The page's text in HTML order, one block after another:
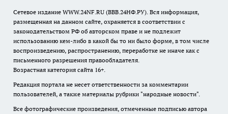
Сетевое издание WWW.24NF.RU (ВВВ.24НФ.РУ). Вся информация,
размещенная на данном сайте, охраняется в соответствии с
законодательством РФ об авторском праве и не подлежит
использованию кем-либо в какой бы то ни было форме, в том числе
воспроизведению, распространению, переработке не иначе как с
письменного разрешения правообладателя.
Возрастная категория сайта 16+.
Редакция портала не несет ответственности за комментарии
пользователей, а также материалы рубрики "народные новости".
Все фотографические произведения, отмеченные подписью автора